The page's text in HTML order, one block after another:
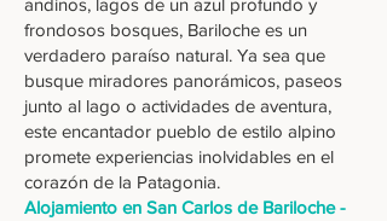
andinos, lagos de un azul profundo y
frondosos bosques, Bariloche es un
verdadero paraíso natural. Ya sea que
busque miradores panorámicos, paseos
junto al lago o actividades de aventura,
este encantador pueblo de estilo alpino
promete experiencias inolvidables en el
corazón de la Patagonia.
Alojamiento en San Carlos de Bariloche -